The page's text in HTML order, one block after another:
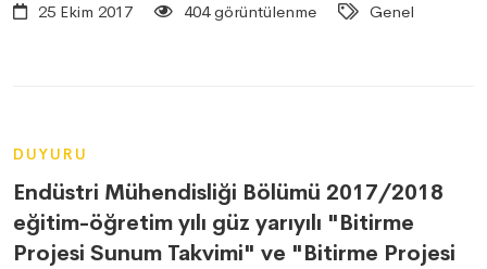
25 Ekim 2017 404 görüntülenme Genel
DUYURU
Endüstri Mühendisliği Bölümü 2017/2018
eğitim-öğretim yılı güz yarıyılı "Bitirme
Projesi Sunum Takvimi" ve "Bitirme Projesi